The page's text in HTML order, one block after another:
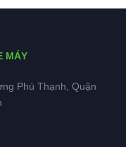
MÁY
Phú Thạnh, Quận